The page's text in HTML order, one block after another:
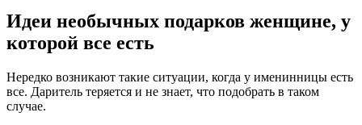
Идеи необычных подарков женщине, у
которой все есть
Нередко возникают такие ситуации, когда у именинницы есть
все. Даритель теряется и не знает, что подобрать в таком
случае.